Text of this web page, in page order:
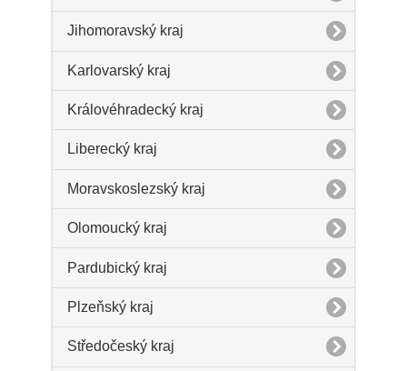
Jihomoravský kraj
Karlovarský kraj
Královéhradecký kraj
Liberecký kraj
Moravskoslezský kraj
Olomoucký kraj
Pardubický kraj
Plzeňský kraj
Středočeský kraj